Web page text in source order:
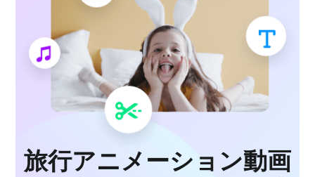
旅行アニメーション動画